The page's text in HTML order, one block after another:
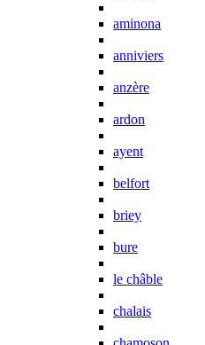
aminona
anniviers
anzère
ardon
ayent
belfort
briey
bure
le châble
chalais